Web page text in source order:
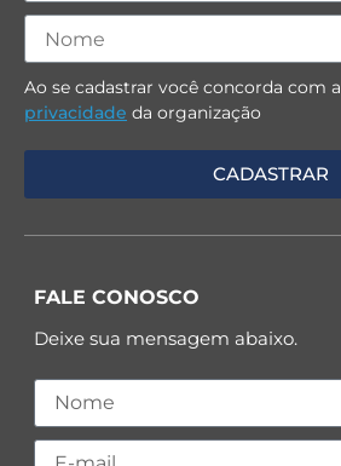
Ao se cadastrar você concorda com a
privacidade da organização
FALE CONOSCO
Deixe sua mensagem abaixo.